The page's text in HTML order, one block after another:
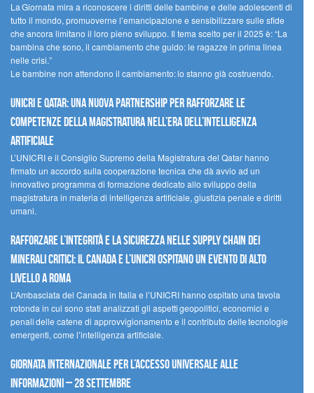
La Giornata mira a riconoscere i diritti delle bambine e delle adolescenti di
tutto il mondo, promuoverne l’emancipazione e sensibilizzare sulle sfide
che ancora limitano il loro pieno sviluppo. Il tema scelto per il 2025 è: “La
bambina che sono, il cambiamento che guido: le ragazze in prima linea
nelle crisi.”
Le bambine non attendono il cambiamento: lo stanno già costruendo.
UNICRI e Qatar: una nuova partnership per rafforzare le
competenze della magistratura nell’era dell’intelligenza
artificiale
L’UNICRI e il Consiglio Supremo della Magistratura del Qatar hanno
firmato un accordo sulla cooperazione tecnica che dà avvio ad un
innovativo programma di formazione dedicato allo sviluppo della
magistratura in materia di intelligenza artificiale, giustizia penale e diritti
umani.
Rafforzare l’integrità e la sicurezza nelle supply chain dei
minerali critici: il Canada e l’UNICRI ospitano un evento di alto
livello a Roma
L’Ambasciata del Canada in Italia e l’UNICRI hanno ospitato una tavola
rotonda in cui sono stati analizzati gli aspetti geopolitici, economici e
penali delle catene di approvvigionamento e il contributo delle tecnologie
emergenti, come l’intelligenza artificiale.
Giornata internazionale per l’accesso universale alle
informazioni – 28 settembre